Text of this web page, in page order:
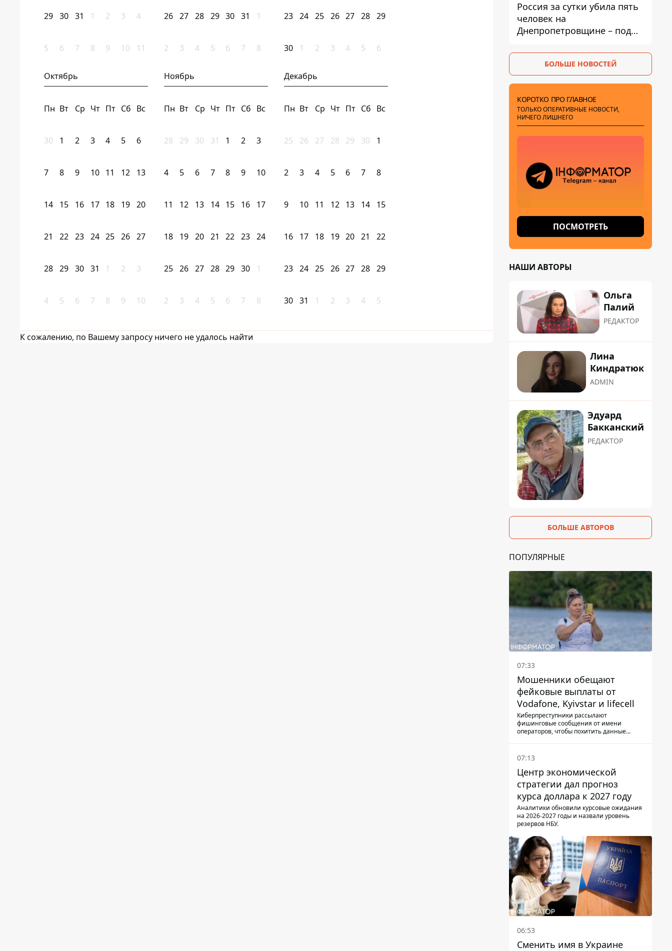
29 30 31 1 2 3 4
5 6 7 8 9 10 11
26 27 28 29 30 31 1
2 3 4 5 6 7 8
23 24 25 26 27 28 29
30 1 2 3 4 5 6
Октябрь
Пн Вт Ср Чт Пт Сб Вс
30 1 2 3 4 5 6
7 8 9 10 11 12 13
14 15 16 17 18 19 20
21 22 23 24 25 26 27
28 29 30 31 1 2 3
4 5 6 7 8 9 10
Ноябрь
Пн Вт Ср Чт Пт Сб Вс
28 29 30 31 1 2 3
4 5 6 7 8 9 10
11 12 13 14 15 16 17
18 19 20 21 22 23 24
25 26 27 28 29 30 1
2 3 4 5 6 7 8
Декабрь
Пн Вт Ср Чт Пт Сб Вс
25 26 27 28 29 30 1
2 3 4 5 6 7 8
9 10 11 12 13 14 15
16 17 18 19 20 21 22
23 24 25 26 27 28 29
30 31 1 2 3 4 5
К сожалению, по Вашему запросу ничего не удалось найти
Россия за сутки убила пять
человек на
Днепропетровщине – под
районов области
БОЛЬШЕ НОВОСТЕЙ
КОРОТКО ПРО ГЛАВНОЕ
ТОЛЬКО ОПЕРАТИВНЫЕ НОВОСТИ,
НИЧЕГО ЛИШНЕГО
ПОСМОТРЕТЬ
НАШИ АВТОРЫ
Ольга
Палий
РЕДАКТОР
Лина
Киндратюк
ADMIN
Эдуард
Бакканский
РЕДАКТОР
БОЛЬШЕ АВТОРОВ
ПОПУЛЯРНЫЕ
07:33
Мошенники обещают
фейковые выплаты от
Vodafone, Kyivstar и lifecell
Киберпреступники рассылают
фишинговые сообщения от имени
операторов, чтобы похитить данные
07:13
Центр экономической
стратегии дал прогноз
курса доллара к 2027 году
Аналитики обновили курсовые ожидания
на 2026-2027 годы и назвали уровень
резервов НБУ.
06:53
Сменить имя в Украине